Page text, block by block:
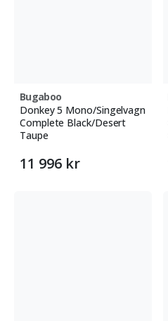
Bugaboo
Donkey 5 Mono/Singelvagn
Complete Black/Desert
Taupe
11 996 kr